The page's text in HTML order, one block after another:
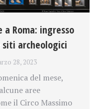
a Roma: ingresso
archeologici
28, 2023
del mese,
aree
il Circo Massimo